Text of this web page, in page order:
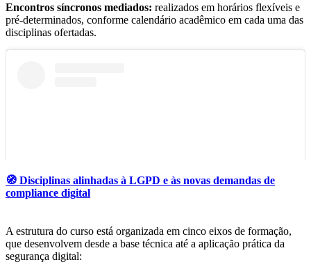
Encontros síncronos mediados: realizados em horários flexíveis e
pré-determinados, conforme calendário acadêmico em cada uma das
disciplinas ofertadas.
Ver essa foto no Instagram
🧭 Disciplinas alinhadas à LGPD e às novas demandas de
compliance digital
A estrutura do curso está organizada em cinco eixos de formação,
que desenvolvem desde a base técnica até a aplicação prática da
segurança digital: